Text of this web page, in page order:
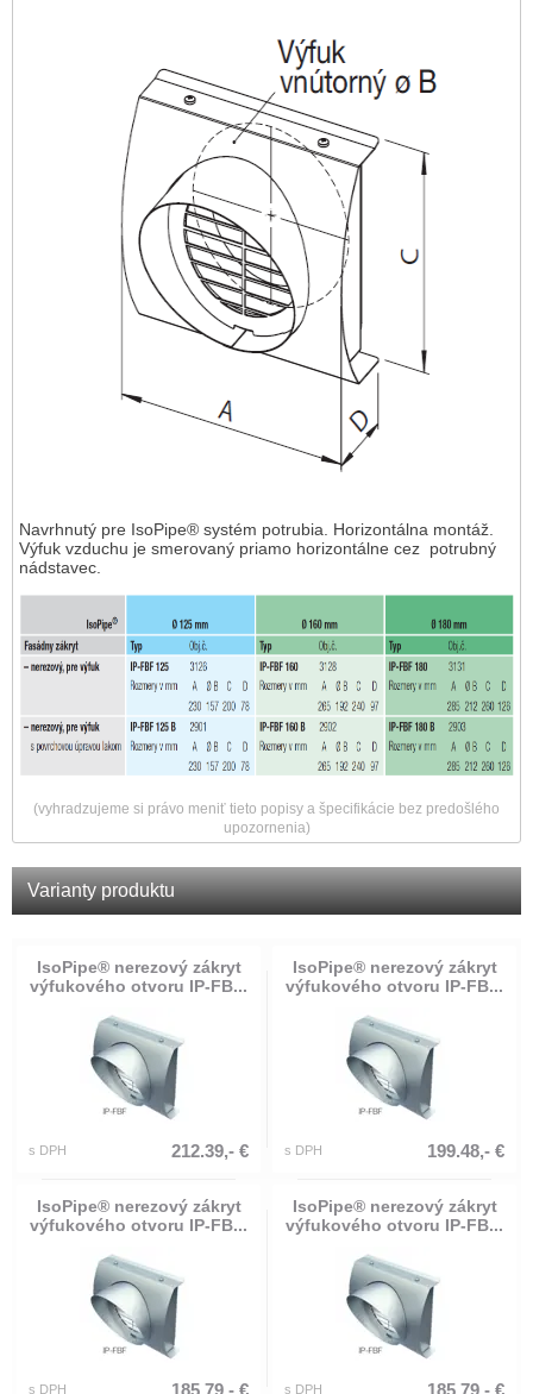
Navrhnutý pre IsoPipe® systém potrubia. Horizontálna montáž.
Výfuk vzduchu je smerovaný priamo horizontálne cez potrubný
nádstavec.
(vyhradzujeme si právo meniť tieto popisy a špecifikácie bez predošlého
upozornenia)
Varianty produktu
IsoPipe® nerezový zákryt
výfukového otvoru IP-FB...
s DPH 212.39,- €
IsoPipe® nerezový zákryt
výfukového otvoru IP-FB...
s DPH 199.48,- €
IsoPipe® nerezový zákryt
výfukového otvoru IP-FB...
s DPH 185.79,- €
IsoPipe® nerezový zákryt
výfukového otvoru IP-FB...
s DPH 185.79,- €